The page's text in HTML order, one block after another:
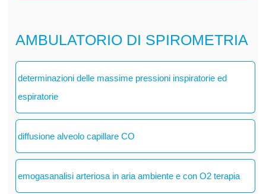
AMBULATORIO DI SPIROMETRIA
determinazioni delle massime pressioni inspiratorie ed
espiratorie
diffusione alveolo capillare CO
emogasanalisi arteriosa in aria ambiente e con O2 terapia